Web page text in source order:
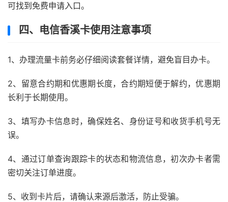
可找到免费申请入口。
四、电信香溪卡使用注意事项
1、办理流量卡前务必仔细阅读套餐详情，避免盲目办卡。
2、留意合约期和优惠期长度，合约期短便于解约，优惠期
长利于长期使用。
3、填写办卡信息时，确保姓名、身份证号和收货手机号无
误。
4、通过订单查询跟踪卡的状态和物流信息，初次办卡者需
密切关注订单进度。
5、收到卡片后，请确认来源后激活，防止受骗。